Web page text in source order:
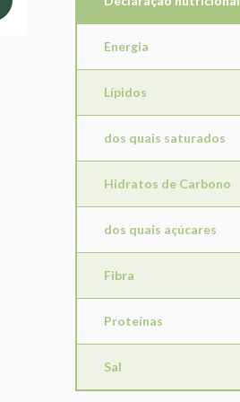
Energia
Lípidos
dos quais saturados
Hidratos de Carbono
dos quais açúcares
Fibra
Proteínas
Sal